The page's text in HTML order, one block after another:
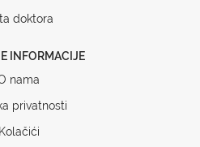
doktora
INFORMACIJE
nama
privatnosti
Kolačići